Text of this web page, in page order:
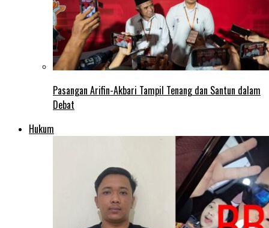
Pasangan Arifin-Akbari Tampil Tenang dan Santun dalam
Debat
Hukum